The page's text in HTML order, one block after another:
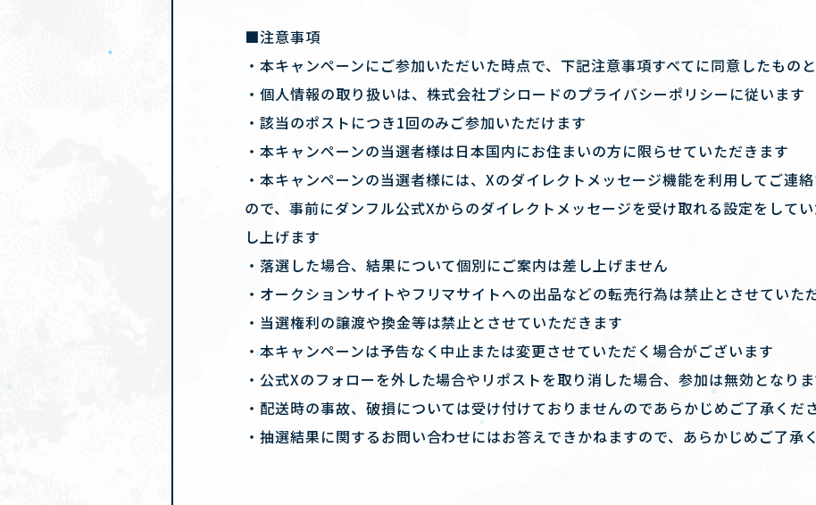
■注意事項
・本キャンペーンにご参加いただいた時点で、下記注意事項すべてに同意したもの
・個人情報の取り扱いは、株式会社ブシロードのプライバシーポリシーに従います
・該当のポストにつき1回のみご参加いただけます
・本キャンペーンの当選者様は日本国内にお住まいの方に限らせていただきます
・本キャンペーンの当選者様には、Xのダイレクトメッセージ機能を利用してご連
ので、事前にダンフル公式Xからのダイレクトメッセージを受け取れる設定をして
し上げます
・落選した場合、結果について個別にご案内は差し上げません
・オークションサイトやフリマサイトへの出品などの転売行為は禁止とさせていた
・当選権利の譲渡や換金等は禁止とさせていただきます
・本キャンペーンは予告なく中止または変更させていただく場合がございます
・公式Xのフォローを外した場合やリポストを取り消した場合、参加は無効となり
・配送時の事故、破損については受け付けておりませんのであらかじめご了承くだ
・抽選結果に関するお問い合わせにはお答えできかねますので、あらかじめご了承